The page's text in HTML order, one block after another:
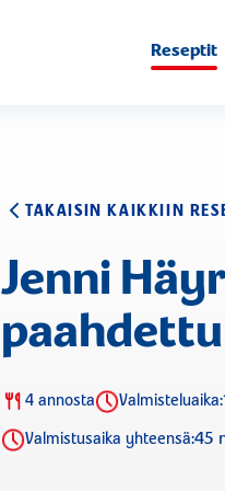
Reseptit
TAKAISIN KAIKKIIN
Jenni
4 annosta Valmisteluaika:
Valmistusaika yhteensä:45